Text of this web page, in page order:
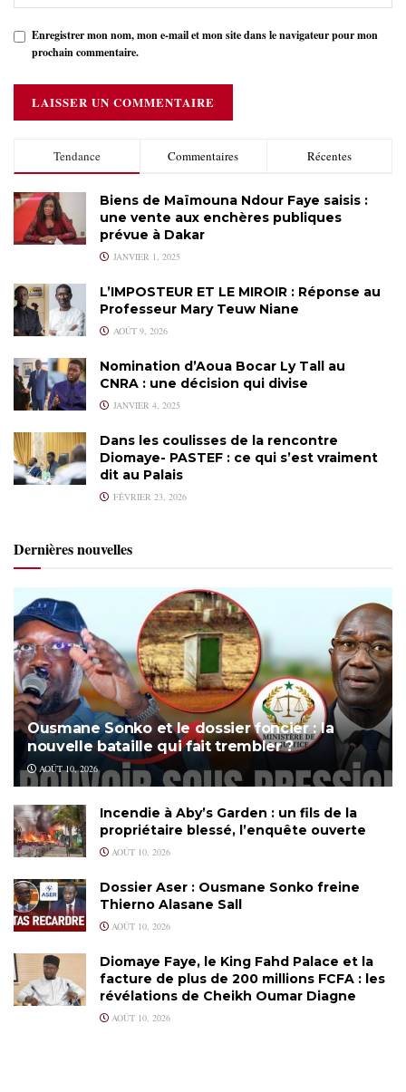
Enregistrer mon nom, mon e-mail et mon site dans le navigateur pour mon
prochain commentaire.
Tendance Commentaires Récentes
Biens de Maïmouna Ndour Faye saisis :
une vente aux enchères publiques
prévue à Dakar
JANVIER 1, 2025
L’IMPOSTEUR ET LE MIROIR : Réponse au
Professeur Mary Teuw Niane
AOÛT 9, 2026
Nomination d’Aoua Bocar Ly Tall au
CNRA : une décision qui divise
JANVIER 4, 2025
Dans les coulisses de la rencontre
Diomaye- PASTEF : ce qui s’est vraiment
dit au Palais
FÉVRIER 23, 2026
Dernières nouvelles
Ousmane Sonko et le dossier foncier : la
nouvelle bataille qui fait trembler ?
AOÛT 10, 2026
Incendie à Aby’s Garden : un fils de la
propriétaire blessé, l’enquête ouverte
AOÛT 10, 2026
Dossier Aser : Ousmane Sonko freine
Thierno Alasane Sall
AOÛT 10, 2026
Diomaye Faye, le King Fahd Palace et la
facture de plus de 200 millions FCFA : les
révélations de Cheikh Oumar Diagne
AOÛT 10, 2026